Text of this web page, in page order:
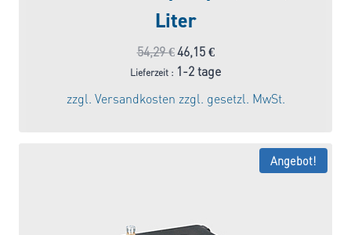
Liter
54,29€Ursprünglicher
Preis
war:
54,29 €
46,15 €Aktueller
Preis
Lieferzeit : 1-2 tage
zzgl. Versandkosten zzgl. gesetzl. MwSt.
Angebot!